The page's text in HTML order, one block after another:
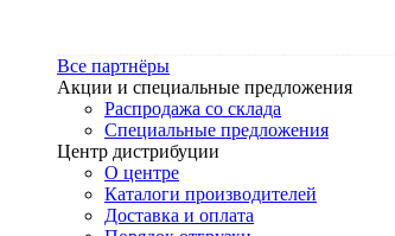
Все партнёры
Акции и специальные предложения
Распродажа со склада
Специальные предложения
Центр дистрибуции
О центре
Каталоги производителей
Доставка и оплата